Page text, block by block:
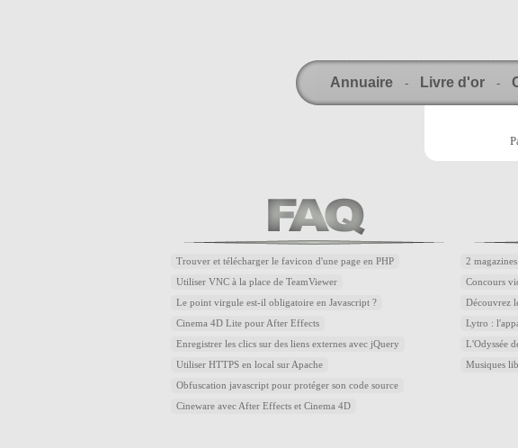
Annuaire - Livre d'or -
Trouver et télécharger le favicon d'une page en PHP
Utiliser VNC à la place de TeamViewer
Le point virgule est-il obligatoire en Javascript ?
Cinema 4D Lite pour After Effects
Enregistrer les clics sur des liens externes avec jQuery
Utiliser HTTPS en local sur Apache
Obfuscation javascript pour protéger son code source
Cineware avec After Effects et Cinema 4D
2
Concours
Découvrez
Lytro :
L'Odyssée
Musiques